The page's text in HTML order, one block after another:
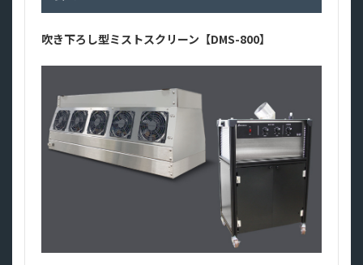
吹き下ろし型ミストスクリーン【DMS-800】